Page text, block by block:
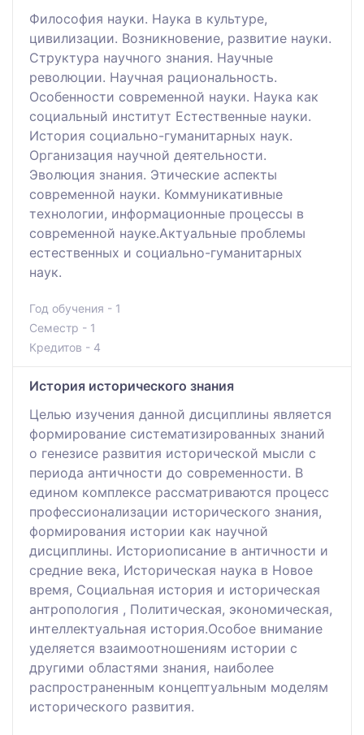
Философия науки. Наука в культуре,
цивилизации. Возникновение, развитие науки.
Структура научного знания. Научные
революции. Научная рациональность.
Особенности современной науки. Наука как
социальный институт Естественные науки.
История социально-гуманитарных наук.
Организация научной деятельности.
Эволюция знания. Этические аспекты
современной науки. Коммуникативные
технологии, информационные процессы в
современной науке.Актуальные проблемы
естественных и социально-гуманитарных
наук.
Год обучения - 1
Семестр - 1
Кредитов - 4
История исторического знания
Целью изучения данной дисциплины является
формирование систематизированных знаний
о генезисе развития исторической мысли с
периода античности до современности. В
едином комплексе рассматриваются процесс
профессионализации исторического знания,
формирования истории как научной
дисциплины. Историописание в античности и
средние века, Историческая наука в Новое
время, Социальная история и историческая
антропология , Политическая, экономическая,
интеллектуальная история.Особое внимание
уделяется взаимоотношениям истории с
другими областями знания, наиболее
распространенным концептуальным моделям
исторического развития.